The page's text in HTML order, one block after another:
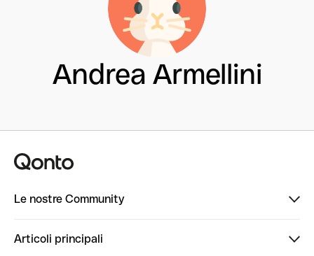
Andrea Armellini
Le nostre Community
Articoli principali